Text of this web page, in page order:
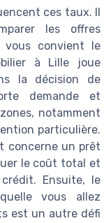
ces taux. Il
les offres
vous convient le
à Lille joue
la décision de
demande et
notamment
particulière.
concerne un prêt
le coût total et
Ensuite, le
vous allez
est un autre défi